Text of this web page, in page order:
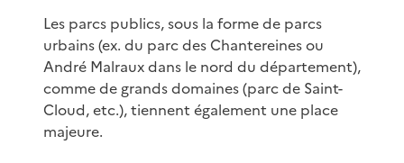
Les parcs publics, sous la forme de parcs
urbains (ex. du parc des Chantereines ou
André Malraux dans le nord du département),
comme de grands domaines (parc de Saint-
Cloud, etc.), tiennent également une place
majeure.